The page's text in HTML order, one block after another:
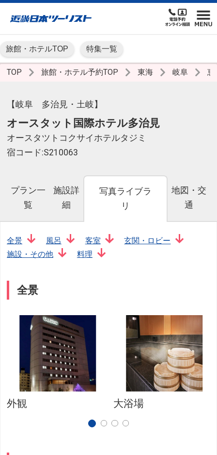
旅館・ホテルTOP 特集一覧
TOP 旅館・ホテル予約TOP 東海 岐阜 恵
【岐阜 多治見・土岐】
オースタット国際ホテル多治見
オースタツトコクサイホテルタジミ
宿コード:S210063
プラン一
覧
施設詳
細
写真ライブラ
リ
地図・交
通
全景 風呂 客室
玄関・ロビー
施設・その他
料理
全景
外観 大浴場